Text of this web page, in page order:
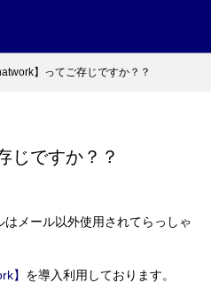
】ってご存じですか？？
じですか？？
メール以外使用されてらっしゃ
】 を導入利用しております。